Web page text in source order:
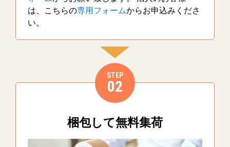
は、こちらの専用フォームからお申込みくださ
い。
STEP
02
梱包して無料集荷